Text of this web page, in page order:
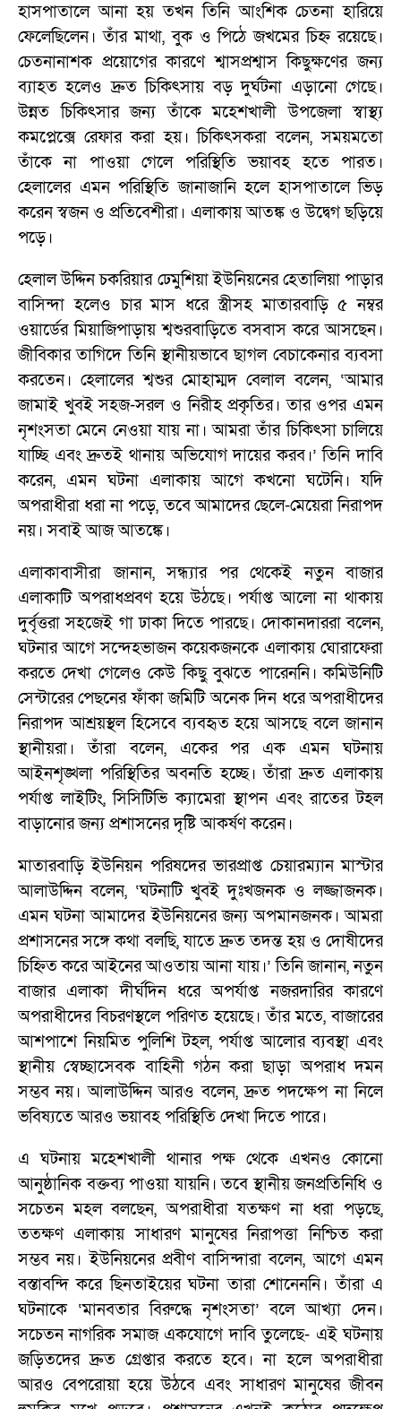
হাসপাতালে আনা হয় তখন তিনি আংশিক চেতনা হারিয়ে
ফেলেছিলেন। তাঁর মাথা, বুক ও পিঠে জখমের চিহ্ন রয়েছে।
চেতনানাশক প্রয়োগের কারণে শ্বাসপ্রশ্বাস কিছুক্ষণের জন্য
ব্যাহত হলেও দ্রুত চিকিৎসায় বড় দুর্ঘটনা এড়ানো গেছে।
উন্নত চিকিৎসার জন্য তাঁকে মহেশখালী উপজেলা স্বাস্থ্য
কমপ্লেক্সে রেফার করা হয়। চিকিৎসকরা বলেন, সময়মতো
তাঁকে না পাওয়া গেলে পরিস্থিতি ভয়াবহ হতে পারত।
হেলালের এমন পরিস্থিতি জানাজানি হলে হাসপাতালে ভিড়
করেন স্বজন ও প্রতিবেশীরা। এলাকায় আতঙ্ক ও উদ্বেগ ছড়িয়ে
পড়ে।
হেলাল উদ্দিন চকরিয়ার ঢেমুশিয়া ইউনিয়নের হেতালিয়া পাড়ার
বাসিন্দা হলেও চার মাস ধরে স্ত্রীসহ মাতারবাড়ি ৫ নম্বর
ওয়ার্ডের মিয়াজিপাড়ায় শ্বশুরবাড়িতে বসবাস করে আসছেন।
জীবিকার তাগিদে তিনি স্থানীয়ভাবে ছাগল বেচাকেনার ব্যবসা
করতেন। হেলালের শ্বশুর মোহাম্মদ বেলাল বলেন, ‘আমার
জামাই খুবই সহজ-সরল ও নিরীহ প্রকৃতির। তার ওপর এমন
নৃশংসতা মেনে নেওয়া যায় না। আমরা তাঁর চিকিৎসা চালিয়ে
যাচ্ছি এবং দ্রুতই থানায় অভিযোগ দায়ের করব।’ তিনি দাবি
করেন, এমন ঘটনা এলাকায় আগে কখনো ঘটেনি। যদি
অপরাধীরা ধরা না পড়ে, তবে আমাদের ছেলে-মেয়েরা নিরাপদ
নয়। সবাই আজ আতঙ্কে।
এলাকাবাসীরা জানান, সন্ধ্যার পর থেকেই নতুন বাজার
এলাকাটি অপরাধপ্রবণ হয়ে উঠছে। পর্যাপ্ত আলো না থাকায়
দুর্বৃত্তরা সহজেই গা ঢাকা দিতে পারছে। দোকানদাররা বলেন,
ঘটনার আগে সন্দেহভাজন কয়েকজনকে এলাকায় ঘোরাফেরা
করতে দেখা গেলেও কেউ কিছু বুঝতে পারেননি। কমিউনিটি
সেন্টারের পেছনের ফাঁকা জমিটি অনেক দিন ধরে অপরাধীদের
নিরাপদ আশ্রয়স্থল হিসেবে ব্যবহৃত হয়ে আসছে বলে জানান
স্থানীয়রা। তাঁরা বলেন, একের পর এক এমন ঘটনায়
আইনশৃঙ্খলা পরিস্থিতির অবনতি হচ্ছে। তাঁরা দ্রুত এলাকায়
পর্যাপ্ত লাইটিং, সিসিটিভি ক্যামেরা স্থাপন এবং রাতের টহল
বাড়ানোর জন্য প্রশাসনের দৃষ্টি আকর্ষণ করেন।
মাতারবাড়ি ইউনিয়ন পরিষদের ভারপ্রাপ্ত চেয়ারম্যান মাস্টার
আলাউদ্দিন বলেন, ‘ঘটনাটি খুবই দুঃখজনক ও লজ্জাজনক।
এমন ঘটনা আমাদের ইউনিয়নের জন্য অপমানজনক। আমরা
প্রশাসনের সঙ্গে কথা বলছি, যাতে দ্রুত তদন্ত হয় ও দোষীদের
চিহ্নিত করে আইনের আওতায় আনা যায়।’ তিনি জানান, নতুন
বাজার এলাকা দীর্ঘদিন ধরে অপর্যাপ্ত নজরদারির কারণে
অপরাধীদের বিচরণস্থলে পরিণত হয়েছে। তাঁর মতে, বাজারের
আশপাশে নিয়মিত পুলিশি টহল, পর্যাপ্ত আলোর ব্যবস্থা এবং
স্থানীয় স্বেচ্ছাসেবক বাহিনী গঠন করা ছাড়া অপরাধ দমন
সম্ভব নয়। আলাউদ্দিন আরও বলেন, দ্রুত পদক্ষেপ না নিলে
ভবিষ্যতে আরও ভয়াবহ পরিস্থিতি দেখা দিতে পারে।
এ ঘটনায় মহেশখালী থানার পক্ষ থেকে এখনও কোনো
আনুষ্ঠানিক বক্তব্য পাওয়া যায়নি। তবে স্থানীয় জনপ্রতিনিধি ও
সচেতন মহল বলছেন, অপরাধীরা যতক্ষণ না ধরা পড়ছে,
ততক্ষণ এলাকায় সাধারণ মানুষের নিরাপত্তা নিশ্চিত করা
সম্ভব নয়। ইউনিয়নের প্রবীণ বাসিন্দারা বলেন, আগে এমন
বস্তাবন্দি করে ছিনতাইয়ের ঘটনা তারা শোনেননি। তাঁরা এ
ঘটনাকে ‘মানবতার বিরুদ্ধে নৃশংসতা’ বলে আখ্যা দেন।
সচেতন নাগরিক সমাজ একযোগে দাবি তুলেছে- এই ঘটনায়
জড়িতদের দ্রুত গ্রেপ্তার করতে হবে। না হলে অপরাধীরা
আরও বেপরোয়া হয়ে উঠবে এবং সাধারণ মানুষের জীবন